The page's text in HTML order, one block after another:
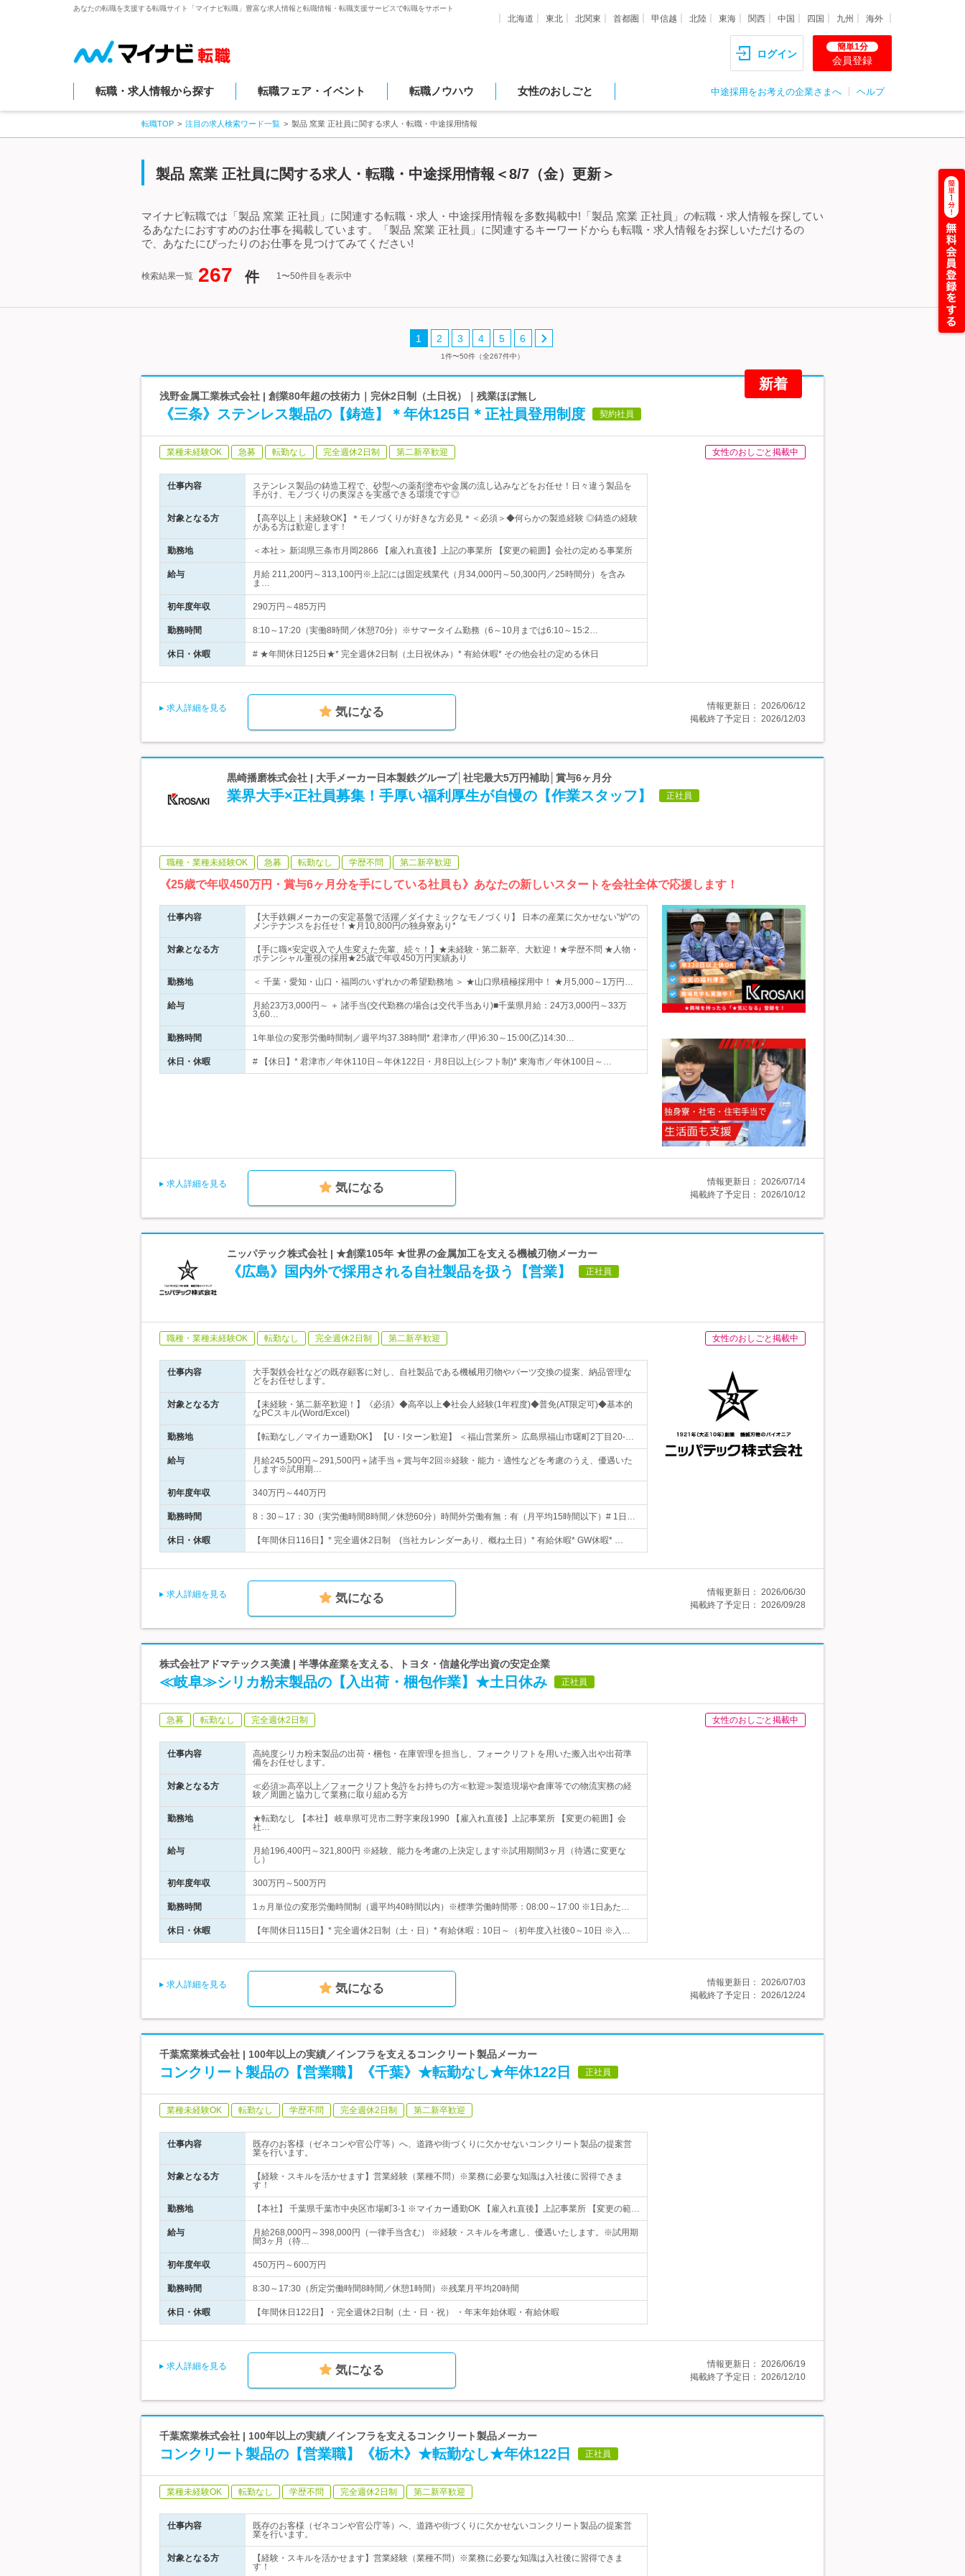
あなたの転職を支援する転職サイト「マイナビ転職」豊富な求人情報と転職情報・転職支援サービスで転職をサポート
北海道 東北 北関東 首都圏 甲信越 北陸 東海 関西 中国 四国 九州 海外
ログイン
簡単1分
会員登録
転職・求人情報から探す 転職フェア・イベント 転職ノウハウ 女性のおしごと 中途採用をお考えの企業さまへ ヘルプ
転職TOP 注目の求人検索ワード一覧 製品 窯業 正社員に関する求人・転職・中途採用情報
製品 窯業 正社員に関する求人・転職・中途採用情報＜8/7（金）更新＞
マイナビ転職では「製品 窯業 正社員」に関連する転職・求人・中途採用情報を多数掲載中!「製品 窯業 正社員」の転職・求人情報を探してい
るあなたにおすすめのお仕事を掲載しています。「製品 窯業 正社員」に関連するキーワードからも転職・求人情報をお探しいただけるの
で、あなたにぴったりのお仕事を見つけてみてください!
検索結果一覧 267 件 1〜50件目を表示中
1 2 3 4 5 6
1件〜50件（全267件中）
新着
浅野金属工業株式会社 | 創業80年超の技術力｜完休2日制（土日祝）｜残業ほぼ無し
《三条》ステンレス製品の【鋳造】＊年休125日＊正社員登用制度 契約社員
業種未経験OK 急募 転勤なし 完全週休2日制 第二新卒歓迎 女性のおしごと掲載中
仕事内容
ステンレス製品の鋳造工程で、砂型への薬剤塗布や金属の流し込みなどをお任せ！日々違う製品を
手がけ、モノづくりの奥深さを実感できる環境です◎
対象となる方
【高卒以上｜未経験OK】＊モノづくりが好きな方必見＊＜必須＞◆何らかの製造経験 ◎鋳造の経験
がある方は歓迎します！
勤務地 ＜本社＞ 新潟県三条市月岡2866 【雇入れ直後】上記の事業所 【変更の範囲】会社の定める事業所
給与
月給 211,200円～313,100円※上記には固定残業代（月34,000円～50,300円／25時間分）を含み
ま…
初年度年収 290万円～485万円
勤務時間 8:10～17:20（実働8時間／休憩70分）※サマータイム勤務（6～10月までは6:10～15:2…
休日・休暇 # ★年間休日125日★* 完全週休2日制（土日祝休み）* 有給休暇* その他会社の定める休日
求人詳細を見る 気になる 情報更新日： 2026/06/12
掲載終了予定日： 2026/12/03
黒崎播磨株式会社 | 大手メーカー日本製鉄グループ│社宅最大5万円補助│賞与6ヶ月分
業界大手×正社員募集！手厚い福利厚生が自慢の【作業スタッフ】 正社員
職種・業種未経験OK 急募 転勤なし 学歴不問 第二新卒歓迎
《25歳で年収450万円・賞与6ヶ月分を手にしている社員も》あなたの新しいスタートを会社全体で応援します！
仕事内容
【大手鉄鋼メーカーの安定基盤で活躍／ダイナミックなモノづくり】 日本の産業に欠かせない"炉"の
メンテナンスをお任せ！★月10,800円の独身寮あり*
対象となる方
【手に職×安定収入で人生変えた先輩、続々！】★未経験・第二新卒、大歓迎！★学歴不問 ★人物・
ポテンシャル重視の採用★25歳で年収450万円実績あり
勤務地 ＜ 千葉・愛知・山口・福岡のいずれかの希望勤務地 ＞ ★山口県積極採用中！ ★月5,000～1万円…
給与
月給23万3,000円～ ＋ 諸手当(交代勤務の場合は交代手当あり)■千葉県月給：24万3,000円～33万
3,60…
勤務時間 1年単位の変形労働時間制／週平均37.38時間* 君津市／(甲)6:30～15:00(乙)14:30…
休日・休暇 # 【休日】* 君津市／年休110日～年休122日・月8日以上(シフト制)* 東海市／年休100日～…
求人詳細を見る 気になる 情報更新日： 2026/07/14
掲載終了予定日： 2026/10/12
ニッパテック株式会社 | ★創業105年 ★世界の金属加工を支える機械刃物メーカー
《広島》国内外で採用される自社製品を扱う【営業】 正社員
職種・業種未経験OK 転勤なし 完全週休2日制 第二新卒歓迎 女性のおしごと掲載中
仕事内容
大手製鉄会社などの既存顧客に対し、自社製品である機械用刃物やパーツ交換の提案、納品管理な
どをお任せします。
対象となる方
【未経験・第二新卒歓迎！】《必須》◆高卒以上◆社会人経験(1年程度)◆普免(AT限定可)◆基本的
なPCスキル(Word/Excel)
勤務地 【転勤なし／マイカー通勤OK】 【U・Iターン歓迎】 ＜福山営業所＞ 広島県福山市曙町2丁目20-…
給与
月給245,500円～291,500円＋諸手当＋賞与年2回※経験・能力・適性などを考慮のうえ、優遇いた
します※試用期…
初年度年収 340万円～440万円
勤務時間 8：30～17：30（実労働時間8時間／休憩60分）時間外労働有無：有（月平均15時間以下）# 1日…
休日・休暇 【年間休日116日】* 完全週休2日制 (当社カレンダーあり、概ね土日）* 有給休暇* GW休暇* …
求人詳細を見る 気になる 情報更新日： 2026/06/30
掲載終了予定日： 2026/09/28
株式会社アドマテックス美濃 | 半導体産業を支える、トヨタ・信越化学出資の安定企業
≪岐阜≫シリカ粉末製品の【入出荷・梱包作業】★土日休み 正社員
急募 転勤なし 完全週休2日制 女性のおしごと掲載中
仕事内容
高純度シリカ粉末製品の出荷・梱包・在庫管理を担当し、フォークリフトを用いた搬入出や出荷準
備をお任せします。
対象となる方
≪必須≫高卒以上／フォークリフト免許をお持ちの方≪歓迎≫製造現場や倉庫等での物流実務の経
験／周囲と協力して業務に取り組める方
勤務地
★転勤なし 【本社】 岐阜県可児市二野字東段1990 【雇入れ直後】上記事業所 【変更の範囲】会
社…
給与
月給196,400円～321,800円 ※経験、能力を考慮の上決定します※試用期間3ヶ月（待遇に変更な
し）
初年度年収 300万円～500万円
勤務時間 1ヵ月単位の変形労働時間制（週平均40時間以内）※標準労働時間帯：08:00～17:00 ※1日あた…
休日・休暇 【年間休日115日】* 完全週休2日制（土・日）* 有給休暇：10日～（初年度入社後0～10日 ※入…
求人詳細を見る 気になる 情報更新日： 2026/07/03
掲載終了予定日： 2026/12/24
千葉窯業株式会社 | 100年以上の実績／インフラを支えるコンクリート製品メーカー
コンクリート製品の【営業職】《千葉》★転勤なし★年休122日 正社員
業種未経験OK 転勤なし 学歴不問 完全週休2日制 第二新卒歓迎
仕事内容
既存のお客様（ゼネコンや官公庁等）へ、道路や街づくりに欠かせないコンクリート製品の提案営
業を行います。
対象となる方
【経験・スキルを活かせます】営業経験（業種不問）※業務に必要な知識は入社後に習得できま
す！
勤務地 【本社】 千葉県千葉市中央区市場町3-1 ※マイカー通勤OK 【雇入れ直後】上記事業所 【変更の範…
給与
月給268,000円～398,000円（一律手当含む） ※経験・スキルを考慮し、優遇いたします。※試用期
間3ヶ月（待…
初年度年収 450万円～600万円
勤務時間 8:30～17:30（所定労働時間8時間／休憩1時間）※残業月平均20時間
休日・休暇 【年間休日122日】・完全週休2日制（土・日・祝） ・年末年始休暇・有給休暇
求人詳細を見る 気になる 情報更新日： 2026/06/19
掲載終了予定日： 2026/12/10
千葉窯業株式会社 | 100年以上の実績／インフラを支えるコンクリート製品メーカー
コンクリート製品の【営業職】《栃木》★転勤なし★年休122日 正社員
業種未経験OK 転勤なし 学歴不問 完全週休2日制 第二新卒歓迎
仕事内容
既存のお客様（ゼネコンや官公庁等）へ、道路や街づくりに欠かせないコンクリート製品の提案営
業を行います。
対象となる方
【経験・スキルを活かせます】営業経験（業種不問）※業務に必要な知識は入社後に習得できま
す！